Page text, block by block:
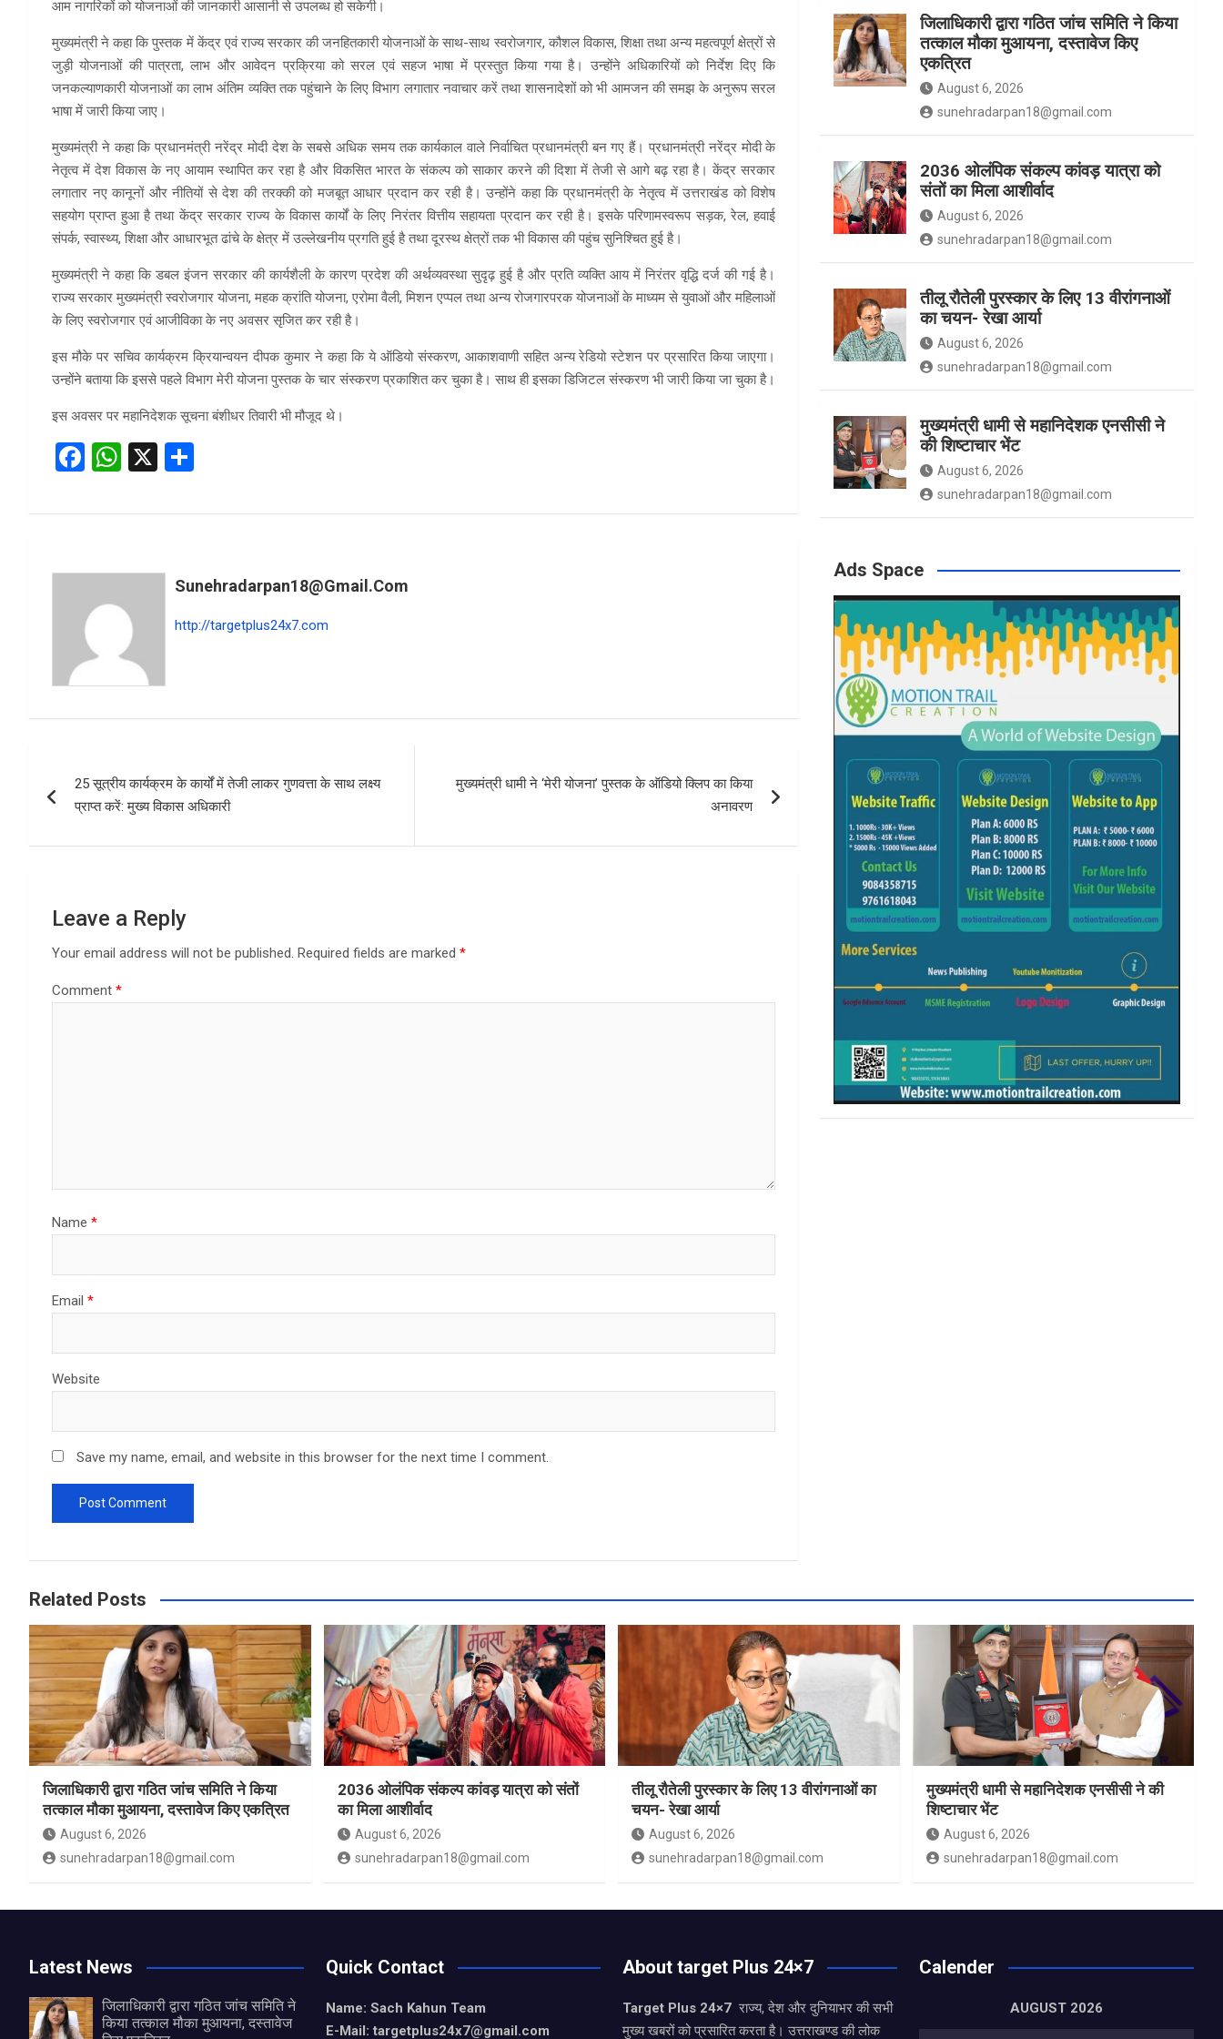
आम नागरिकों को योजनाओं की जानकारी आसानी से उपलब्ध हो सकेगी।
मुख्यमंत्री ने कहा कि पुस्तक में केंद्र एवं राज्य सरकार की जनहितकारी योजनाओं के साथ-साथ स्वरोजगार, कौशल विकास, शिक्षा तथा अन्य महत्वपूर्ण क्षेत्रों से
जुड़ी योजनाओं की पात्रता, लाभ और आवेदन प्रक्रिया को सरल एवं सहज भाषा में प्रस्तुत किया गया है। उन्होंने अधिकारियों को निर्देश दिए कि
जनकल्याणकारी योजनाओं का लाभ अंतिम व्यक्ति तक पहुंचाने के लिए विभाग लगातार नवाचार करें तथा शासनादेशों को भी आमजन की समझ के अनुरूप सरल
भाषा में जारी किया जाए।
मुख्यमंत्री ने कहा कि प्रधानमंत्री नरेंद्र मोदी देश के सबसे अधिक समय तक कार्यकाल वाले निर्वाचित प्रधानमंत्री बन गए हैं। प्रधानमंत्री नरेंद्र मोदी के
नेतृत्व में देश विकास के नए आयाम स्थापित कर रहा है और विकसित भारत के संकल्प को साकार करने की दिशा में तेजी से आगे बढ़ रहा है। केंद्र सरकार
लगातार नए कानूनों और नीतियों से देश की तरक्की को मजबूत आधार प्रदान कर रही है। उन्होंने कहा कि प्रधानमंत्री के नेतृत्व में उत्तराखंड को विशेष
सहयोग प्राप्त हुआ है तथा केंद्र सरकार राज्य के विकास कार्यों के लिए निरंतर वित्तीय सहायता प्रदान कर रही है। इसके परिणामस्वरूप सड़क, रेल, हवाई
संपर्क, स्वास्थ्य, शिक्षा और आधारभूत ढांचे के क्षेत्र में उल्लेखनीय प्रगति हुई है तथा दूरस्थ क्षेत्रों तक भी विकास की पहुंच सुनिश्चित हुई है।
मुख्यमंत्री ने कहा कि डबल इंजन सरकार की कार्यशैली के कारण प्रदेश की अर्थव्यवस्था सुदृढ़ हुई है और प्रति व्यक्ति आय में निरंतर वृद्धि दर्ज की गई है।
राज्य सरकार मुख्यमंत्री स्वरोजगार योजना, महक क्रांति योजना, एरोमा वैली, मिशन एप्पल तथा अन्य रोजगारपरक योजनाओं के माध्यम से युवाओं और महिलाओं
के लिए स्वरोजगार एवं आजीविका के नए अवसर सृजित कर रही है।
इस मौके पर सचिव कार्यक्रम क्रियान्वयन दीपक कुमार ने कहा कि ये ऑडियो संस्करण, आकाशवाणी सहित अन्य रेडियो स्टेशन पर प्रसारित किया जाएगा।
उन्होंने बताया कि इससे पहले विभाग मेरी योजना पुस्तक के चार संस्करण प्रकाशित कर चुका है। साथ ही इसका डिजिटल संस्करण भी जारी किया जा चुका है।
इस अवसर पर महानिदेशक सूचना बंशीधर तिवारी भी मौजूद थे।
F
ce
o
o
k
W
at
A
p
p
X
ar
Sunehradarpan18@gmail.com
http://targetplus24x7.com
navigation
25 सूत्रीय कार्यक्रम के कार्यों में तेजी लाकर गुणवत्ता के साथ लक्ष्य
प्राप्त करें: मुख्य विकास अधिकारी
मुख्यमंत्री धामी ने ‘मेरी योजना’ पुस्तक के ऑडियो क्लिप का किया
अनावरण
Leave a Reply
Your email address will not be published. Required fields are marked *
Comment *
Name *
Email *
Website
Save my name, email, and website in this browser for the next time I comment.
k a
m
जिलाधिकारी द्वारा गठित जांच समिति ने किया
तत्काल मौका मुआयना, दस्तावेज किए
एकत्रित
August 6, 2026
sunehradarpan18@gmail.com
2036 ओलंपिक संकल्प कांवड़ यात्रा को
संतों का मिला आशीर्वाद
August 6, 2026
sunehradarpan18@gmail.com
तीलू रौतेली पुरस्कार के लिए 13 वीरांगनाओं
का चयन- रेखा आर्या
August 6, 2026
sunehradarpan18@gmail.com
मुख्यमंत्री धामी से महानिदेशक एनसीसी ने
की शिष्टाचार भेंट
August 6, 2026
sunehradarpan18@gmail.com
Ads Space
Related Posts
जिलाधिकारी द्वारा गठित जांच समिति ने किया
तत्काल मौका मुआयना, दस्तावेज किए एकत्रित
August 6, 2026
sunehradarpan18@gmail.com
2036 ओलंपिक संकल्प कांवड़ यात्रा को संतों
का मिला आशीर्वाद
August 6, 2026
sunehradarpan18@gmail.com
तीलू रौतेली पुरस्कार के लिए 13 वीरांगनाओं का
चयन- रेखा आर्या
August 6, 2026
sunehradarpan18@gmail.com
मुख्यमंत्री धामी से महानिदेशक एनसीसी ने की
शिष्टाचार भेंट
August 6, 2026
sunehradarpan18@gmail.com
Latest News
जिलाधिकारी द्वारा गठित जांच समिति ने
किया तत्काल मौका मुआयना, दस्तावेज
Quick Contact
Name: Sach Kahun Team
E-Mail: targetplus24x7@gmail.com
About target Plus 24×7
Target Plus 24×7 राज्य, देश और दुनियाभर की सभी
मुख्य खबरों को प्रसारित करता है। उत्तराखण्ड की लोक
Calender
AUGUST 2026